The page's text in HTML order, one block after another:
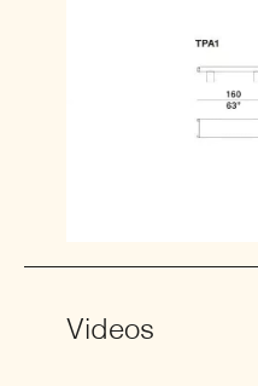
Videos